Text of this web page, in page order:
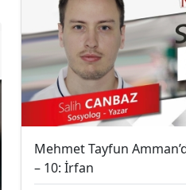
Mehmet Tayfun
– 10: İrfan